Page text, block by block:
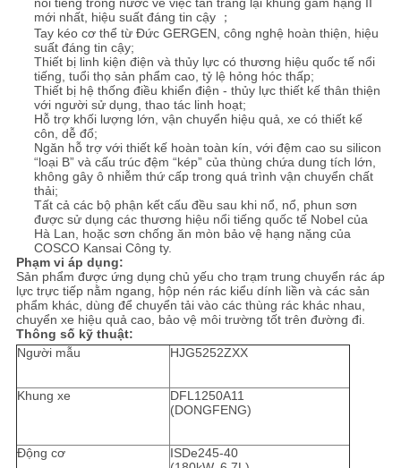
CHÍNH
SÁCH
BẢO
MẬT
nổi tiếng trong nước về việc tân trang lại khung gầm hạng II
mới nhất, hiệu suất đáng tin cậy ；
Tay kéo cơ thể từ Đức GERGEN, công nghệ hoàn thiện, hiệu
suất đáng tin cậy;
Thiết bị linh kiện điện và thủy lực có thương hiệu quốc tế nổi
tiếng, tuổi thọ sản phẩm cao, tỷ lệ hỏng hóc thấp;
Thiết bị hệ thống điều khiển điện - thủy lực thiết kế thân thiện
với người sử dụng, thao tác linh hoạt;
Hỗ trợ khối lượng lớn, vận chuyển hiệu quả, xe có thiết kế
côn, dễ đổ;
Ngăn hỗ trợ với thiết kế hoàn toàn kín, với đệm cao su silicon
“loại B” và cấu trúc đệm “kép” của thùng chứa dung tích lớn,
không gây ô nhiễm thứ cấp trong quá trình vận chuyển chất
thải;
Tất cả các bộ phận kết cấu đều sau khi nổ, nổ, phun sơn
được sử dụng các thương hiệu nổi tiếng quốc tế Nobel của
Hà Lan, hoặc sơn chống ăn mòn bảo vệ hạng nặng của
COSCO Kansai Công ty.
Phạm vi áp dụng:
Sản phẩm được ứng dụng chủ yếu cho trạm trung chuyển rác áp
lực trực tiếp nằm ngang, hộp nén rác kiểu dính liền và các sản
phẩm khác, dùng để chuyển tải vào các thùng rác khác nhau,
chuyển xe hiệu quả cao, bảo vệ môi trường tốt trên đường đi.
Thông số kỹ thuật:
Người mẫu
HJG5252ZXX
Khung xe
DFL1250A11
(DONGFENG)
Động cơ
ISDe245-40